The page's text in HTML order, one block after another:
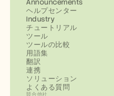
Announcements
ヘルプセンター
Industry
チュートリアル
ツール
ツールの比較
用語集
翻訳
連携
ソリューション
よくある質問
競合他社